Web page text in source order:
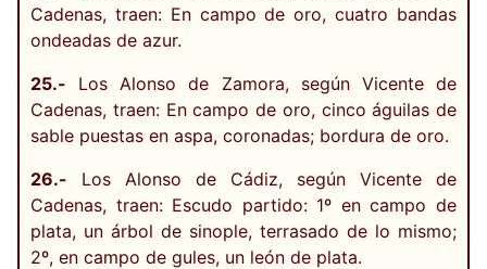
Cadenas, traen: En campo de oro, cuatro bandas
ondeadas de azur.
25.- Los Alonso de Zamora, según Vicente de
Cadenas, traen: En campo de oro, cinco águilas de
sable puestas en aspa, coronadas; bordura de oro.
26.- Los Alonso de Cádiz, según Vicente de
Cadenas, traen: Escudo partido: 1º en campo de
plata, un árbol de sinople, terrasado de lo mismo;
2º, en campo de gules, un león de plata.